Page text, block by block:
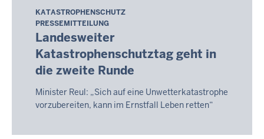
Samstag,
8.
August
2026
-
14:09
KATASTROPHENSCHUTZ
PRESSEMITTEILUNG
Landesweiter
Katastrophenschutztag geht in
die zweite Runde
Minister Reul: „Sich auf eine Unwetterkatastrophe
vorzubereiten, kann im Ernstfall Leben retten“